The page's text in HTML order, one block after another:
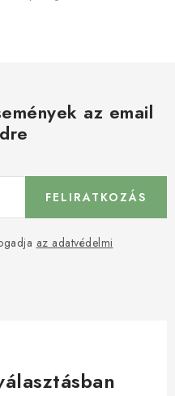
az email
az adatvédelmi
FELIRATKOZÁS